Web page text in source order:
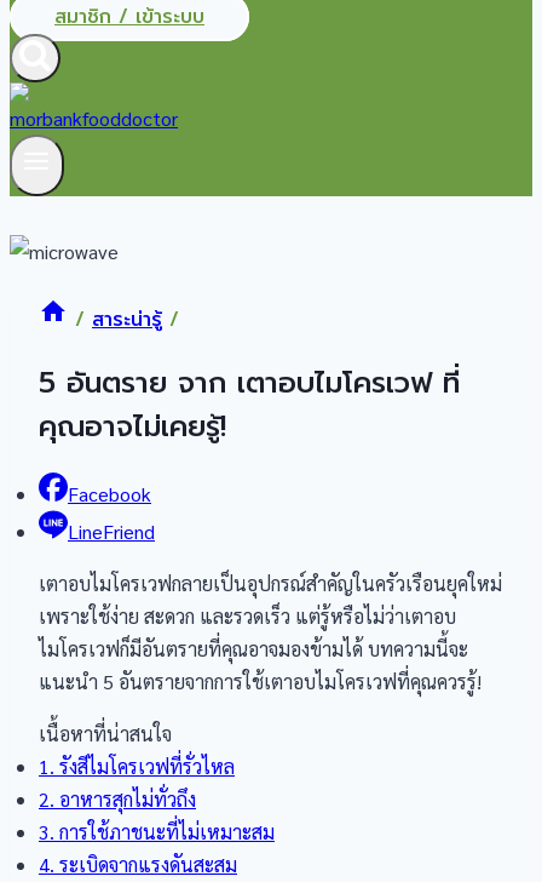
สมาชิก / เข้าระบบ
/ สาระน่ารู้ /
5 อันตราย จาก เตาอบไมโครเวฟ ที่
คุณอาจไม่เคยรู้!
Facebook
LineFriend
เตาอบไมโครเวฟกลายเป็นอุปกรณ์สำคัญในครัวเรือนยุคใหม่
เพราะใช้ง่าย สะดวก และรวดเร็ว แต่รู้หรือไม่ว่าเตาอบ
ไมโครเวฟก็มีอันตรายที่คุณอาจมองข้ามได้ บทความนี้จะ
แนะนำ 5 อันตรายจากการใช้เตาอบไมโครเวฟที่คุณควรรู้!
เนื้อหาที่น่าสนใจ
1. รังสีไมโครเวฟที่รั่วไหล
2. อาหารสุกไม่ทั่วถึง
3. การใช้ภาชนะที่ไม่เหมาะสม
4. ระเบิดจากแรงดันสะสม